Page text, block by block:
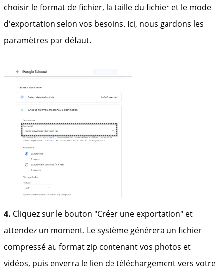
choisir le format de fichier, la taille du fichier et le mode
d'exportation selon vos besoins. Ici, nous gardons les
paramètres par défaut.
4. Cliquez sur le bouton "Créer une exportation" et
attendez un moment. Le système générera un fichier
compressé au format zip contenant vos photos et
vidéos, puis enverra le lien de téléchargement vers votre